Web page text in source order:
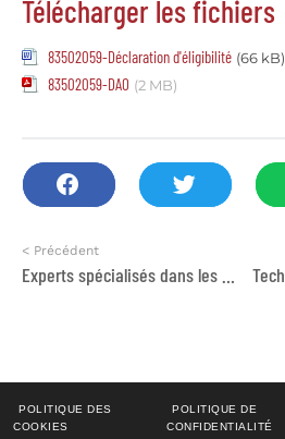
Télécharger les fichiers
83502059-Déclaration d'éligibilité (66 kB)
83502059-DAO (2 MB)
< Précédent
POLITIQUE DES
COOKIES
POLITIQUE DE
CONFIDENTIALITÉ